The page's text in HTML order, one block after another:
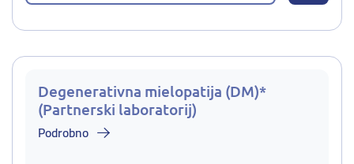
Degenerativna mielopatija (DM)*
(Partnerski laboratorij)
Podrobno